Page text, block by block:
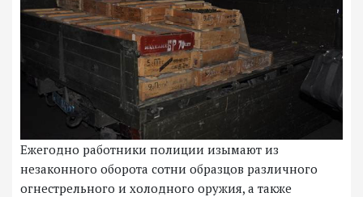
Ежегодно работники полиции изымают из
незаконного оборота сотни образцов различного
огнестрельного и холодного оружия, а также